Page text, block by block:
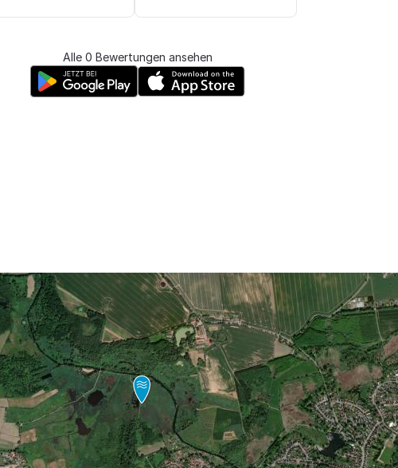
Alle 0 Bewertungen ansehen